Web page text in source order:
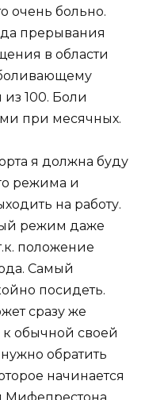
очень больно.
прерывания
в области
100. Боли
при месячных.
я должна буду
режима и
на работу.
режим даже
положение
Самый
посидеть.
сразу же
к обычной своей
обратить
начинается